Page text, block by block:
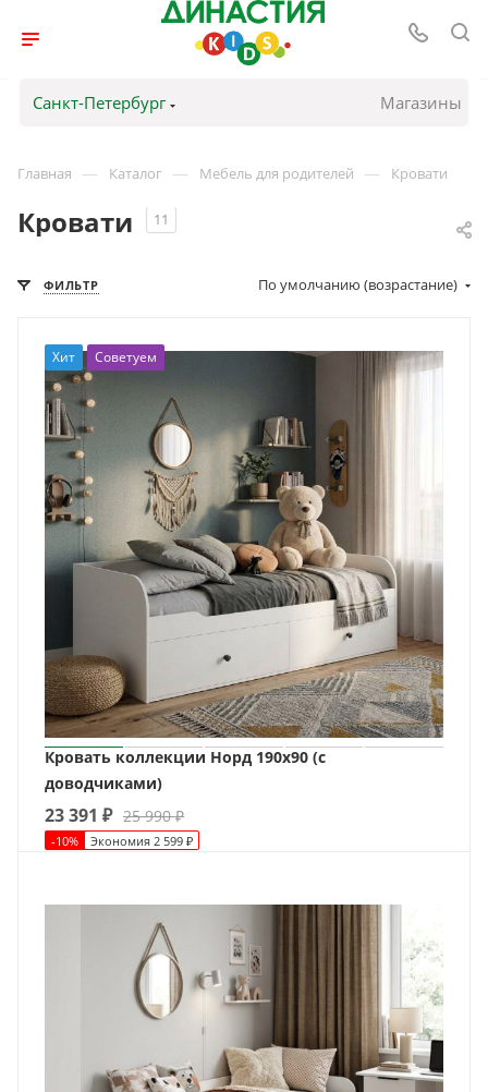
Санкт-Петербург Магазины
Главная — Каталог — Мебель для родителей — Кровати
Кровати 11
ФИЛЬТР По умолчанию (возрастание)
Хит Советуем
Кровать коллекции Норд 190х90 (с
доводчиками)
23 391 ₽ 25 990₽
-10% Экономия 2 599 ₽